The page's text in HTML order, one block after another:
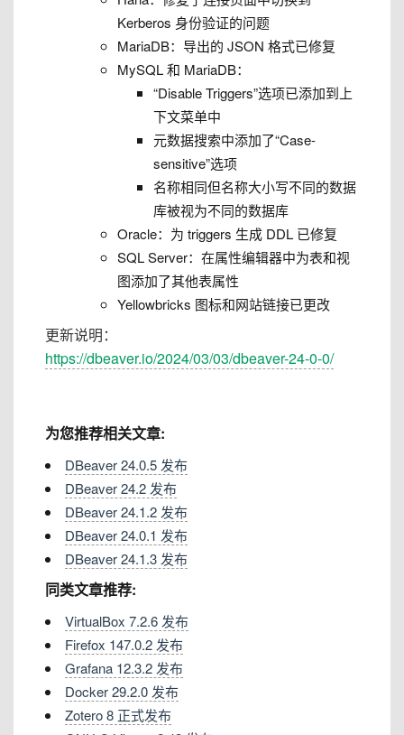
Kerberos 身份验证的问题
MariaDB：导出的 JSON 格式已修复
MySQL 和 MariaDB：
“Disable Triggers”选项已添加到上
下文菜单中
元数据搜索中添加了“Case-
sensitive”选项
名称相同但名称大小写不同的数据
库被视为不同的数据库
Oracle：为 triggers 生成 DDL 已修复
SQL Server：在属性编辑器中为表和视
图添加了其他表属性
Yellowbricks 图标和网站链接已更改
更新说明：
https://dbeaver.io/2024/03/03/dbeaver-24-0-0/
为您推荐相关文章:
DBeaver 24.0.5 发布
DBeaver 24.2 发布
DBeaver 24.1.2 发布
DBeaver 24.0.1 发布
DBeaver 24.1.3 发布
同类文章推荐:
VirtualBox 7.2.6 发布
Firefox 147.0.2 发布
Grafana 12.3.2 发布
Docker 29.2.0 发布
Zotero 8 正式发布